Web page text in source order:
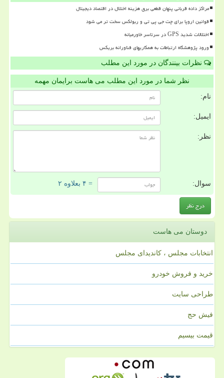
مراکز داده قربانی پنهان قطعی برق هزینه اختلال در اقتصاد دیجیتال
قوانین اروپا برای چت جی پی تی و ربولکس سخت تر می شود
اختلالات شدید GPS در سرتاسر خاورمیانه
ورود پژوهشگاه ارتباطات به همکاریهای فناورانه بریکس
نظرات بینندگان در مورد این مطلب
نظر شما در مورد این مطلب می هاست برایمان مهمه
نام:
ایمیل:
نظر:
سوال: = ۴ بعلاوه ۲
دوستان می هاست
انتخابات مجلس ، کاندیدای مجلس
خرید و فروش خودرو
طراحی سایت
فیش حج
قیمت بیسیم